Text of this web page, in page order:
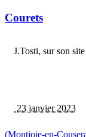
Courets
J.Tosti, sur son
23 janvier 2023
(Montjoie-en-